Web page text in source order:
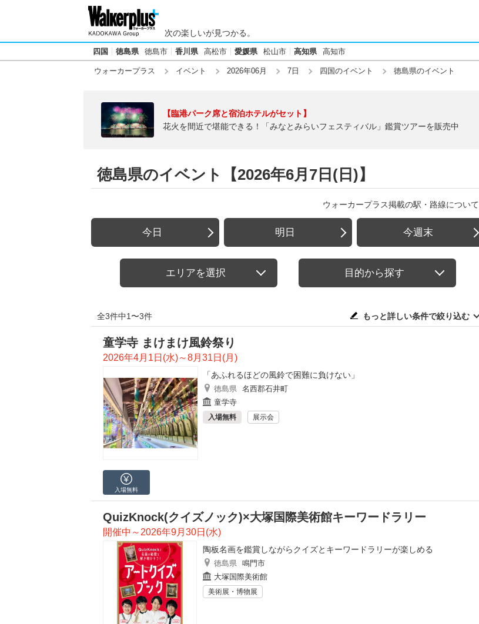
次の楽しいが見つかる。
四国 徳島県 徳島市 香川県 高松市 愛媛県 松山市 高知県 高知市
ウォーカープラス イベント 2026年06月 7日 四国のイベント 徳島県のイベント
【臨港パーク席と宿泊ホテルがセット】
花火を間近で堪能できる！「みなとみらいフェスティバル」鑑賞ツアーを販売中
徳島県のイベント【2026年6月7日(日)】
ウォーカープラス掲載の駅・路線について
今日 明日 今週末
エリアを選択 目的から探す
全3件中1〜3件 もっと詳しい条件で絞り込む
童学寺 まけまけ風鈴祭り
2026年4月1日(水)～8月31日(月)
「あふれるほどの風鈴で困難に負けない」
徳島県 名西郡石井町
童学寺
入場無料 展示会
入場無料
QuizKnock(クイズノック)×大塚国際美術館キーワードラリー
開催中～2026年9月30日(水)
陶板名画を鑑賞しながらクイズとキーワードラリーが楽しめる
徳島県 鳴門市
大塚国際美術館
美術展・博物展